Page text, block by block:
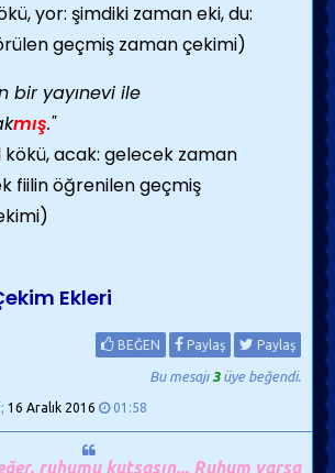
yor: şimdiki zaman eki, du:
geçmiş zaman çekimi)
bir yayınevi ile
mış."
kökü, acak: gelecek zaman
fiilin öğrenilen geçmiş
Ekleri
BEĞEN Paylaş Paylaş
Bu mesajı 3üye beğendi.
16 Aralık 2016 01:58
ruhumu kutsasın... Ruhum varsa